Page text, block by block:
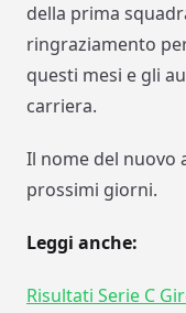
della prima
ringraziamento
questi mesi e gli
carriera.
Il nome del nuovo
prossimi giorni.
Leggi anche:
Risultati Serie C